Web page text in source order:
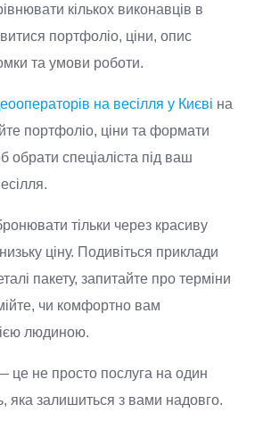
кількох виконавців в
портфоліо, ціни, опис
та умови роботи.
на весілля у Києві на
портфоліо, ціни та формати
обрати спеціаліста під ваш
тільки через красиву
ціну. Подивіться приклади
пакету, запитайте про терміни
чи комфортно вам
людиною.
це не просто послуга на один
яка залишиться з вами надовго.